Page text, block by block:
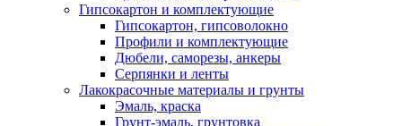
Гипсокартон и комплектующие
Гипсокартон, гипсоволокно
Профили и комплектующие
Дюбели, саморезы, анкеры
Серпянки и ленты
Лакокрасочные материалы и грунты
Эмаль, краска
Грунт-эмаль, грунтовка